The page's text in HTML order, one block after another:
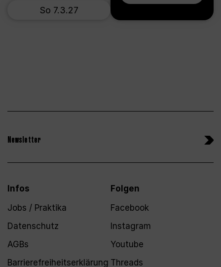
So 7.3.27
Newsletter
Infos
Jobs / Praktika
Datenschutz
AGBs
Barrierefreiheitserklärung
Folgen
Facebook
Instagram
Youtube
Threads